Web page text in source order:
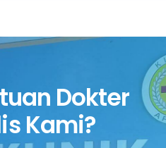
Dokter
Kami?